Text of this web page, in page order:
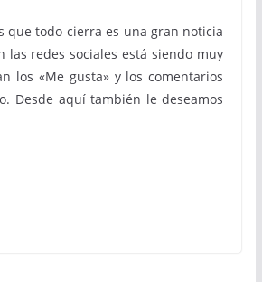
que todo cierra es una gran noticia
las redes sociales está siendo muy
los «Me gusta» y los comentarios
Desde aquí también le deseamos